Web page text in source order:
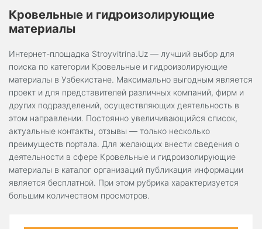
Кровельные и гидроизолирующие
материалы
Интернет-площадка Stroyvitrina.Uz — лучший выбор для
поиска по категории Кровельные и гидроизолирующие
материалы в Узбекистане. Максимально выгодным является
проект и для представителей различных компаний, фирм и
других подразделений, осуществляющих деятельность в
этом направлении. Постоянно увеличивающийся список,
актуальные контакты, отзывы — только несколько
преимуществ портала. Для желающих внести сведения о
деятельности в сфере Кровельные и гидроизолирующие
материалы в каталог организаций публикация информации
является бесплатной. При этом рубрика характеризуется
большим количеством просмотров.